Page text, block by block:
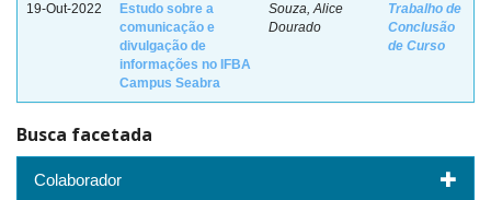
19-Out-2022
Estudo sobre a
comunicação e
divulgação de
informações no IFBA
Campus Seabra
Souza, Alice
Dourado
Trabalho de
Conclusão
de Curso
Busca facetada
Colaborador